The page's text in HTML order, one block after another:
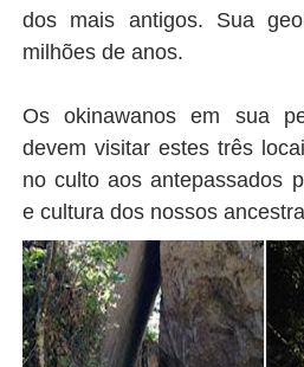
dos mais antigos. Sua
milhões de anos.
Os okinawanos em sua
devem visitar estes três
no culto aos antepassados
e cultura dos nossos